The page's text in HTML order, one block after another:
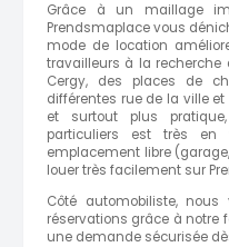
Grâce à un maillage
Prendsmaplace vous
mode de location
travailleurs à la recherche
Cergy, des places de
différentes rue de la ville
et surtout plus
particuliers est très en
emplacement libre
louer très facilement sur
Côté automobiliste,
réservations grâce à notre
une demande sécurisée